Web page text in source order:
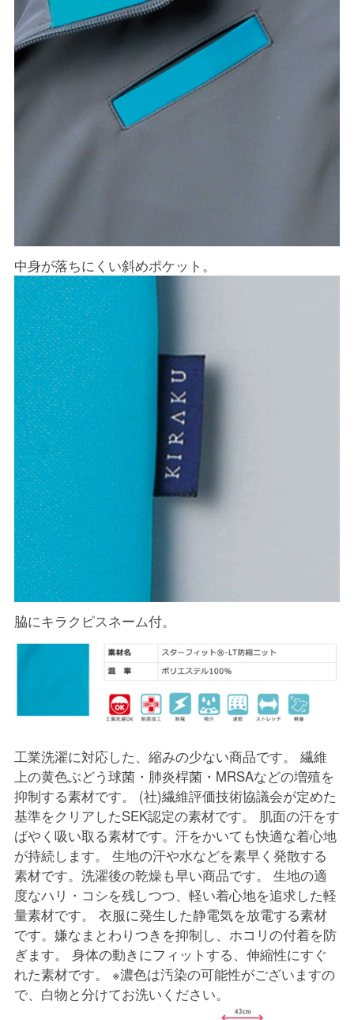
中身が落ちにくい斜めポケット。
脇にキラクピスネーム付。
工業洗濯に対応した、縮みの少ない商品です。 繊維
上の黄色ぶどう球菌・肺炎桿菌・MRSAなどの増殖を
抑制する素材です。 (社)繊維評価技術協議会が定めた
基準をクリアしたSEK認定の素材です。 肌面の汗をす
ばやく吸い取る素材です。汗をかいても快適な着心地
が持続します。 生地の汗や水などを素早く発散する
素材です。洗濯後の乾燥も早い商品です。 生地の適
度なハリ・コシを残しつつ、軽い着心地を追求した軽
量素材です。 衣服に発生した静電気を放電する素材
です。嫌なまとわりつきを抑制し、ホコリの付着を防
ぎます。 身体の動きにフィットする、伸縮性にすぐ
れた素材です。 ※濃色は汚染の可能性がございますの
で、白物と分けてお洗いください。